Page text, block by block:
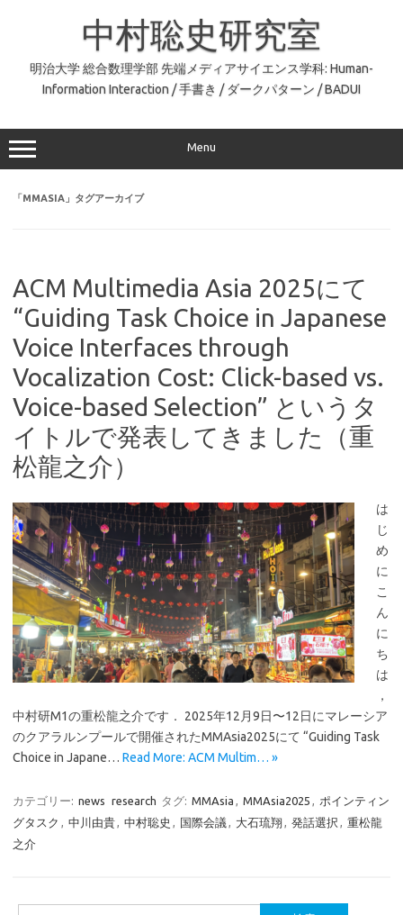
中村聡史研究室
明治大学 総合数理学部 先端メディアサイエンス学科: Human-
Information Interaction / 手書き / ダークパターン / BADUI
Menu
「MMASIA 」タグアーカイブ
ACM Multimedia Asia 2025にて
“Guiding Task Choice in Japanese
Voice Interfaces through
Vocalization Cost: Click-based vs.
Voice-based Selection” というタ
イトルで発表してきました（重
松龍之介）
は
じ
め
に
こ
ん
に
ち
は
，
中村研M1の重松龍之介です． 2025年12月9日〜12日にマレーシア
のクアラルンプールで開催されたMMAsia2025にて “Guiding Task
Choice in Japane… Read More: ACM Multim… »
カテゴリー: news research タグ: MMAsia , MMAsia2025 , ポインティン
グタスク , 中川由貴, 中村聡史 , 国際会議 , 大石琉翔 , 発話選択 , 重松龍
之介